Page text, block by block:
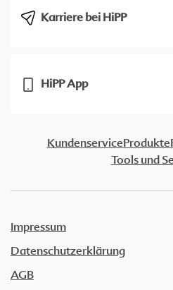
Karriere bei HiPP
HiPP App
KundenserviceProdukte
Tools und
Impressum
Datenschutzerklärung
AGB